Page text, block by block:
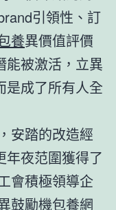
引領性、訂
養異價值評價
能被激活，立異
是成了所有人全
安踏的改造經
年夜范圍獲得了
會積極領導企
鼓勵機包養網